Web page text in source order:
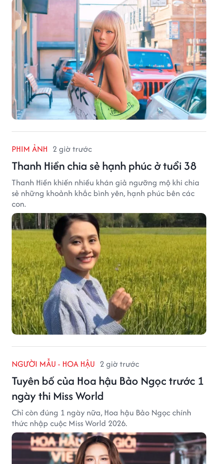
PHIM ẢNH 2 giờ trước
Thanh Hiền chia sẻ hạnh phúc ở tuổi 38
Thanh Hiền khiến nhiều khán giả ngưỡng mộ khi chia
sẻ những khoảnh khắc bình yên, hạnh phúc bên các
con.
NGƯỜI MẪU - HOA HẬU 2 giờ trước
Tuyên bố của Hoa hậu Bảo Ngọc trước 1
ngày thi Miss World
Chỉ còn đúng 1 ngày nữa, Hoa hậu Bảo Ngọc chính
thức nhập cuộc Miss World 2026.